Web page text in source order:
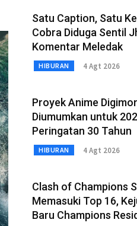
Satu Caption, Satu
Cobra Diduga Sentil
Komentar Meledak
HIBURAN 4 Agt 2026
Proyek Anime
Diumumkan untuk
Peringatan 30 Tahun
HIBURAN 4 Agt 2026
Clash of Champions
Memasuki Top 16,
Baru Champions